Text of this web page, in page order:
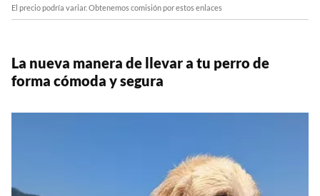
El precio podría variar. Obtenemos comisión por estos enlaces
La nueva manera de llevar a tu perro de
forma cómoda y segura